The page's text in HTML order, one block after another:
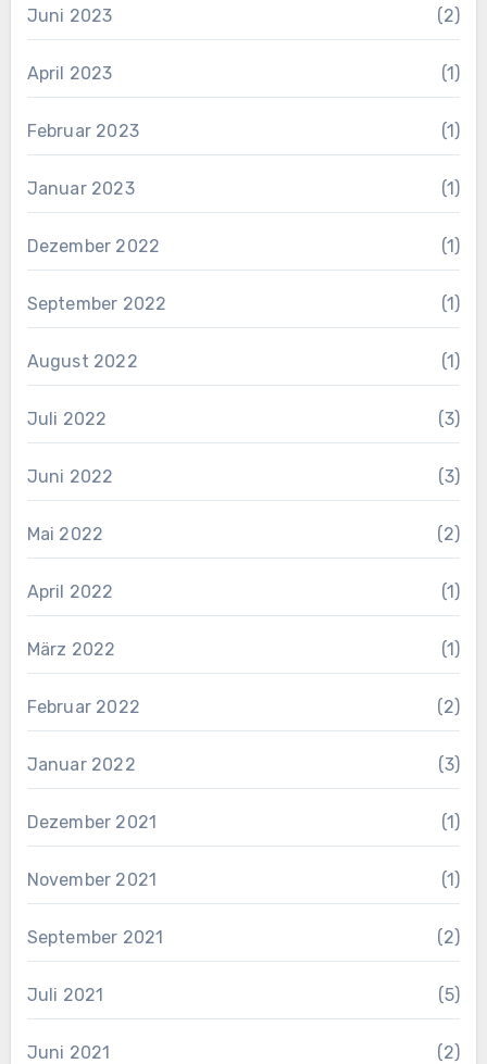
Juni 2023 (2)
April 2023 (1)
Februar 2023 (1)
Januar 2023 (1)
Dezember 2022 (1)
September 2022 (1)
August 2022 (1)
Juli 2022 (3)
Juni 2022 (3)
Mai 2022 (2)
April 2022 (1)
März 2022 (1)
Februar 2022 (2)
Januar 2022 (3)
Dezember 2021 (1)
November 2021 (1)
September 2021 (2)
Juli 2021 (5)
Juni 2021 (2)